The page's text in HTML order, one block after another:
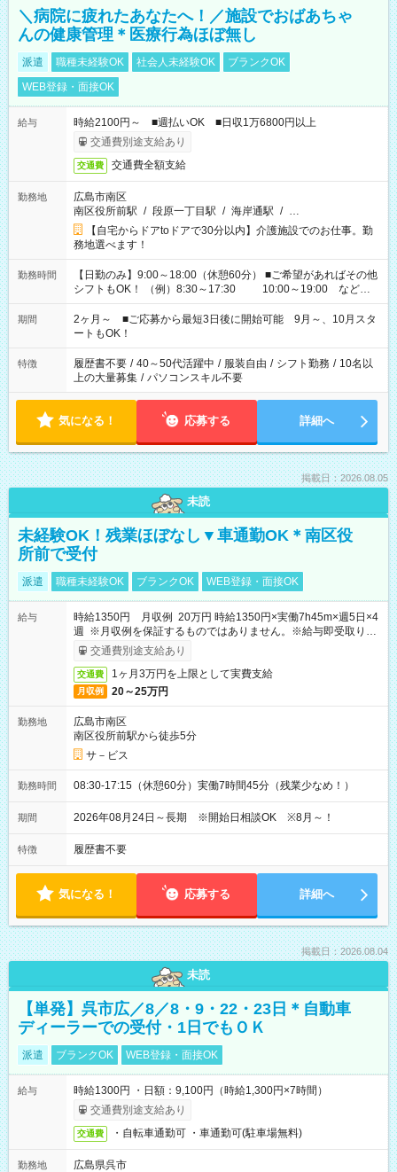
＼病院に疲れたあなたへ！／施設でおばあちゃ
んの健康管理＊医療行為ほぼ無し
派遣 職種未経験OK 社会人未経験OK
ブランクOK
WEB登録・面接OK
給与
時給2100円～ ■週払いOK ■日収1万6800円以上
交通費別途支給あり
交通費 交通費全額支給
勤務地
広島市南区
南区役所前駅 / 段原一丁目駅 / 海岸通駅 / …
【自宅からドアtoドアで30分以内】介護施設でのお仕事。勤
務地選べます！
勤務時間
【日勤のみ】9:00～18:00（休憩60分） ■ご希望があればその他
シフトもOK！ （例）8:30～17:30 10:00～19:00 など
「家族とお休みを合わせたい」 「できれば残業はしたくない」
など、あなたのご希望に沿ったお仕事をご紹介します！ ※Wワ
ーク希望の方へ 今ご覧のお仕事で希望する勤務時間と、もう1つ
のお仕事の勤務時間。 合計で週40時間を超える場合は応募でき
ません
期間
2ヶ月～ ■ご応募から最短3日後に開始可能 9月～、10月スタ
ートもOK！
特徴 履歴書不要 / 40～50代活躍中 / 服装自由 / シフト勤務 / 10名以
上の大量募集 / パソコンスキル不要
気になる！ 応募する 詳細へ
掲載日：2026.08.05
未読
未経験OK！残業ほぼなし▼車通勤OK＊南区役
所前で受付
派遣 職種未経験OK ブランクOK WEB登録・面接OK
給与
時給1350円 月収例 20万円 時給1350円×実働7h45m×週5日×4
週 ※月収例を保証するものではありません。※給与即受取りサ
ービス利用可（利用条件有）
交通費別途支給あり
交通費 1ヶ月3万円を上限として実費支給
月収例 20～25万円
勤務地
広島市南区
南区役所前駅から徒歩5分
サ－ビス
勤務時間 08:30-17:15（休憩60分）実働7時間45分（残業少なめ！）
期間 2026年08月24日～長期 ※開始日相談OK ※8月～！
特徴 履歴書不要
気になる！ 応募する 詳細へ
掲載日：2026.08.04
未読
【単発】呉市広／8／8・9・22・23日＊自動車
ディーラーでの受付・1日でもＯＫ
派遣 ブランクOK WEB登録・面接OK
給与
時給1300円 ・日額：9,100円（時給1,300円×7時間）
交通費別途支給あり
交通費 ・自転車通勤可 ・車通勤可(駐車場無料)
勤務地
広島県呉市